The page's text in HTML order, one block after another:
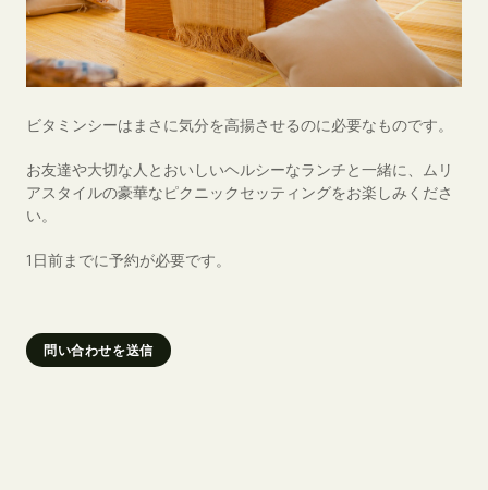
ビタミンシーはまさに気分を高揚させるのに必要なものです。
お友達や大切な人とおいしいヘルシーなランチと一緒に、ムリ
アスタイルの豪華なピクニックセッティングをお楽しみくださ
い。
1日前までに予約が必要です。
問い合わせを送信